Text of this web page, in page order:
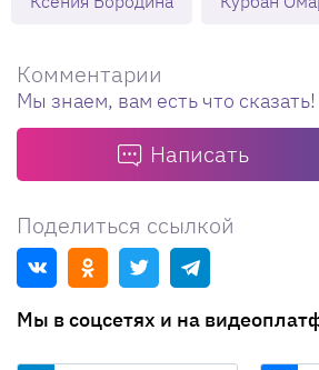
Комментарии
Мы знаем, вам есть что сказать!
Написать
Поделиться ссылкой
Мы в соцсетях и на